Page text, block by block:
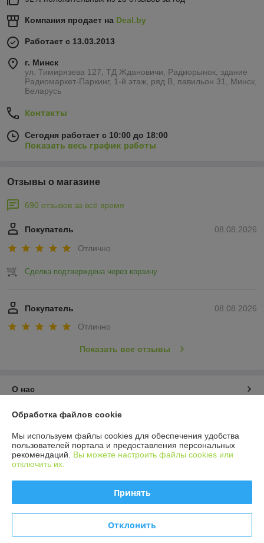
Компания продает на Deal.by
Работает с 13.03.2013
г. Минск
ул. Тимирязева 127, ТД Ждановичи, Радиорынок, здание
Радиомаркет-Паркинг, 1-й этаж, ряд В, павильон 31, Минск,
Беларусь
Контакты
Сегодня работает с 10:00 до 18:00
Показать весь график работы
Отзывы о магазине
690 отзывов за всё время
08.08.2026
Покупатель
Отлично
Сделка подтверждена через корзину
08.08.2026
Покупатель
Отлично
Показать все отзывы
О нас
Контакты
Доставка и оплата
Политика обработки cookies
Обработка файлов cookie
Мы используем файлы cookies для обеспечения удобства
пользователей портала и предоставления персональных
рекомендаций. Вы можете настроить файлы cookies или
отключить их.
Принять
Отклонить